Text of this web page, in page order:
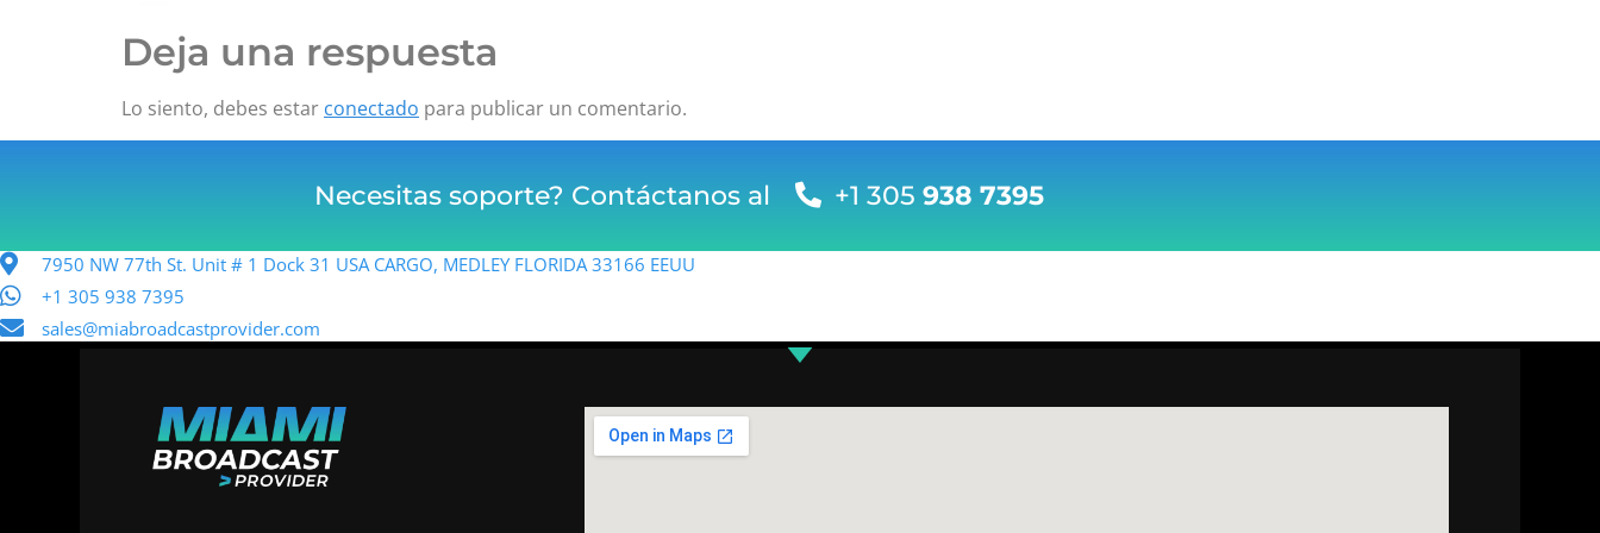
Deja una respuesta
Lo siento, debes estar conectado para publicar un comentario.
Necesitas soporte? Contáctanos al +1 305 938 7395
7950 NW 77th St. Unit # 1 Dock 31 USA CARGO, MEDLEY FLORIDA 33166 EEUU
+1 305 938 7395
sales@miabroadcastprovider.com